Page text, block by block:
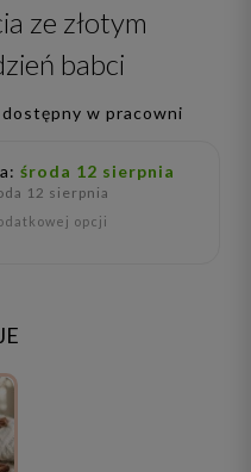
ze złotym
babci
w pracowni
środa 12 sierpnia
12 sierpnia
opcji